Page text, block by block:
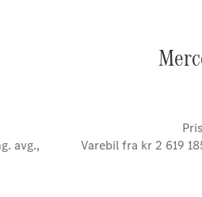
avg.,
Varebil fra kr 2 619